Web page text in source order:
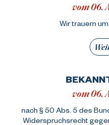
vom 06.
Wir trauern
vom 06.
nach § 50 Abs. 5 des
Widerspruchsrecht